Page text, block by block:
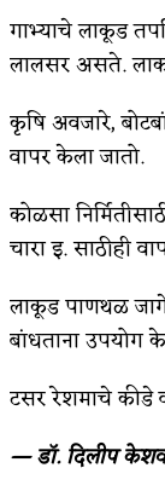
गाभ्याचे लाकूड
लालसर असते.
कृषि अवजारे,
वापर केला जातो.
कोळसा
चारा इ. साठीही
लाकूड पाणथळ
बांधताना उपयोग
टसर रेशमाचे कीडे
— डॉ. दिलीप